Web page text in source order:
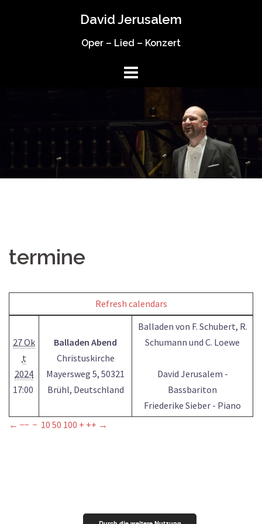
David Jerusalem
Oper – Lied – Konzert
termine
Refresh calendars
27 Ok
t
2024
17:00
Balladen Abend
Christuskirche
Mayersweg 5, 50321
Brühl, Deutschland
Balladen von F. Schubert, R.
Schumann und C. Loewe
David Jerusalem -
Bassbariton
Friederike Sieber - Piano
← −− − 10 50 100 + ++ →